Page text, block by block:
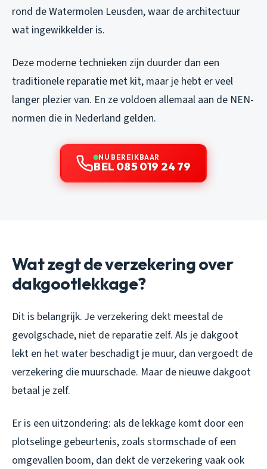
rond de Watermolen Leusden, waar de architectuur
wat ingewikkelder is.
Deze moderne technieken zijn duurder dan een
traditionele reparatie met kit, maar je hebt er veel
langer plezier van. En ze voldoen allemaal aan de NEN-
normen die in Nederland gelden.
NU BEREIKBAAR
BEL 085 019 24 79
Wat zegt de verzekering over
dakgootlekkage?
Dit is belangrijk. Je verzekering dekt meestal de
gevolgschade, niet de reparatie zelf. Als je dakgoot
lekt en het water beschadigt je muur, dan vergoedt de
verzekering die muurschade. Maar de nieuwe dakgoot
betaal je zelf.
Er is een uitzondering: als de lekkage komt door een
plotselinge gebeurtenis, zoals stormschade of een
omgevallen boom, dan dekt de verzekering vaak ook